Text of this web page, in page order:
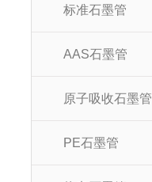
标准石墨管
AAS石墨管
原子吸收石墨管
PE石墨管